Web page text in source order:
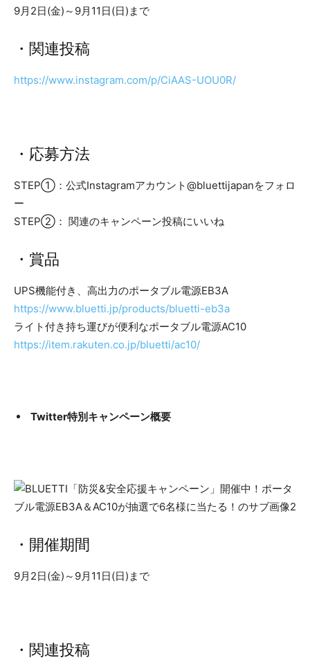
9月2日(金)～9月11日(日)まで
・関連投稿
https://www.instagram.com/p/CiAAS-UOU0R/
・応募方法
STEP①：公式Instagramアカウント@bluettijapanをフォロ
ー
STEP②： 関連のキャンペーン投稿にいいね
・賞品
UPS機能付き、高出力のポータブル電源EB3A
https://www.bluetti.jp/products/bluetti-eb3a
ライト付き持ち運びが便利なポータブル電源AC10
https://item.rakuten.co.jp/bluetti/ac10/
Twitter特別キャンペーン概要
・開催期間
9月2日(金)～9月11日(日)まで
・関連投稿